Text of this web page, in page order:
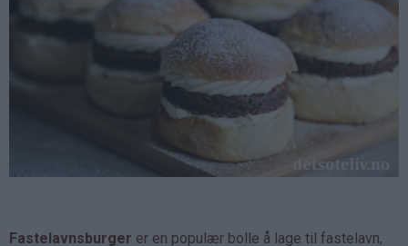
Fastelavnsburger er en populær bolle å lage til fastelavn,